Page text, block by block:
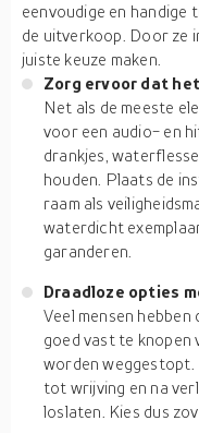
eenvoudige en handige
de uitverkoop. Door ze
juiste keuze maken.
Zorg ervoor dat
Net als de meeste
voor een audio- en
drankjes,
houden. Plaats de
raam als
waterdicht
garanderen.
Draadloze opties
Veel mensen
goed vast te
worden weggestopt.
tot wrijving en na
loslaten. Kies dus